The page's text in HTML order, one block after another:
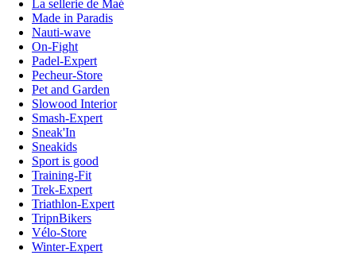
La sellerie de Maé
Made in Paradis
Nauti-wave
On-Fight
Padel-Expert
Pecheur-Store
Pet and Garden
Slowood Interior
Smash-Expert
Sneak'In
Sneakids
Sport is good
Training-Fit
Trek-Expert
Triathlon-Expert
TripnBikers
Vélo-Store
Winter-Expert